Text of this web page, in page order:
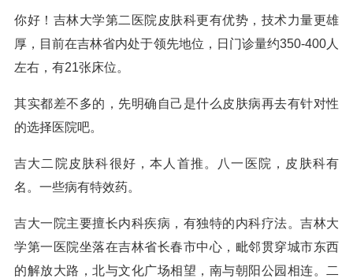
你好！吉林大学第二医院皮肤科更有优势，技术力量更雄
厚，目前在吉林省内处于领先地位，日门诊量约350-400人
左右，有21张床位。
其实都差不多的，先明确自己是什么皮肤病再去有针对性
的选择医院吧。
吉大二院皮肤科很好，本人首推。八一医院，皮肤科有
名。一些病有特效药。
吉大一院主要擅长内科疾病，有独特的内科疗法。吉林大
学第一医院坐落在吉林省长春市中心，毗邻贯穿城市东西
的解放大路，北与文化广场相望，南与朝阳公园相连。二